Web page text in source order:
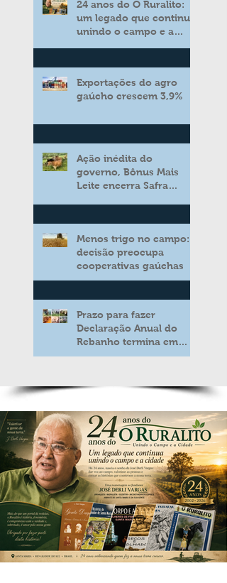
24 anos do O Ruralito:
um legado que continua
unindo o campo e a
Exportações do agro
gaúcho crescem 3,9%
Ação inédita do
governo, Bônus Mais
Leite encerra Safra
aos produtores de leite
Menos trigo no campo:
decisão preocupa
cooperativas gaúchas
Prazo para fazer
Declaração Anual do
Rebanho termina em
duas semanas